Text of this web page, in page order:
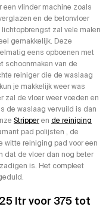
een vlinder machine zoals
en de betonvloer
zal vele malen
gemakkelijk. Deze
eens opboenen met
schoonmaken van de
reiniger die de waslaag
je makkelijk weer was
zal de vloer weer voeden en
de waslaag vervuild is dan
Stripperen de reiniging
pad polijsten , de
witte reiniging pad voor een
dat de vloer dan nog beter
is. Het compleet
ltr voor 375 tot